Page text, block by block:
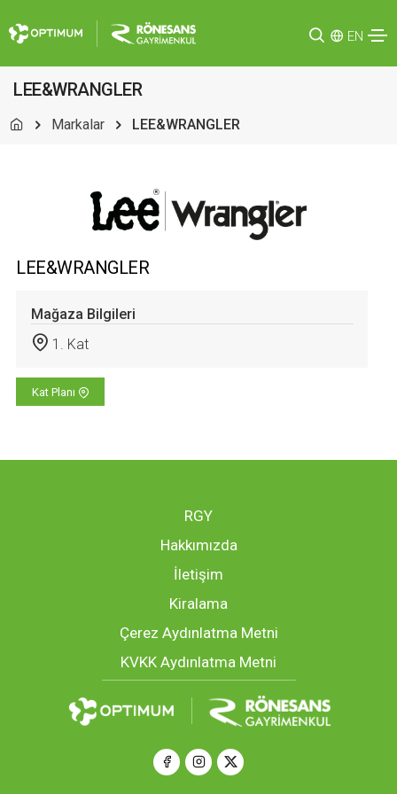
EN
LEE&WRANGLER
Markalar LEE&WRANGLER
LEE&WRANGLER
Mağaza Bilgileri
1. Kat
Kat Planı
RGY
Hakkımızda
İletişim
Kiralama
Çerez Aydınlatma Metni
KVKK Aydınlatma Metni